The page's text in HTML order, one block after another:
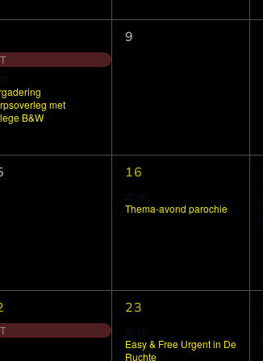
met
B&W
0
9
1
evenement,
16
20:00
Thema-avond parochie
1
evenement,
23
20:15
Easy & Free Urgent in De
Ruchte